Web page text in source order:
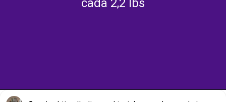
cada 2,2 lbs